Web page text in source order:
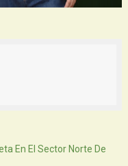
En El Sector Norte De